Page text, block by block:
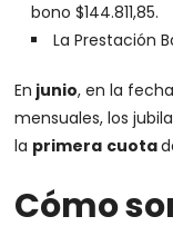
bono $144.811,85.
La Prestación
En junio, en la
mensuales, los
la primera cuota
Cómo